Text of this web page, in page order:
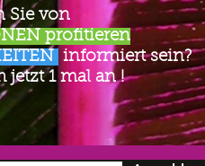
Sie von
profitieren
informiert sein?
jetzt 1 mal an !